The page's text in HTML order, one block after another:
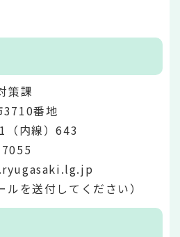
策課
番地
内線）643
を送付してください）